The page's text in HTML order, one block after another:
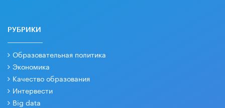
РУБРИКИ
Образовательная политика
Экономика
Качество образования
Интервести
Big data